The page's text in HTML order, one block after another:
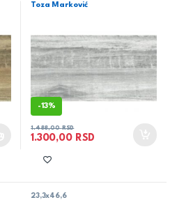
Toza Marković
-13%
1.300,00 RSD
1.488,00RSD
23,3x46,6